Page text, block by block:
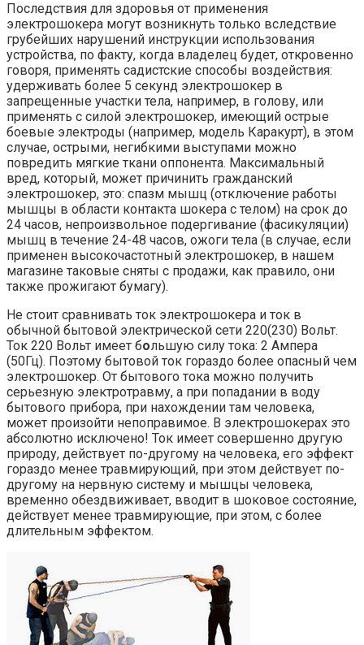
Последствия для здоровья от применения
электрошокера могут возникнуть только вследствие
грубейших нарушений инструкции использования
устройства, по факту, когда владелец будет, откровенно
говоря, применять садистские способы воздействия:
удерживать более 5 секунд электрошокер в
запрещенные участки тела, например, в голову, или
применять с силой электрошокер, имеющий острые
боевые электроды (например, модель Каракурт), в этом
случае, острыми, негибкими выступами можно
повредить мягкие ткани оппонента. Максимальный
вред, который, может причинить гражданский
электрошокер, это: спазм мышц (отключение работы
мышцы в области контакта шокера с телом) на срок до
24 часов, непроизвольное подергивание (фасикуляции)
мышц в течение 24-48 часов, ожоги тела (в случае, если
применен высокочастотный электрошокер, в нашем
магазине таковые сняты с продажи, как правило, они
также прожигают бумагу).
Не стоит сравнивать ток электрошокера и ток в
обычной бытовой электрической сети 220(230) Вольт.
Ток 220 Вольт имеет большую силу тока: 2 Ампера
(50Гц). Поэтому бытовой ток гораздо более опасный чем
электрошокер. От бытового тока можно получить
серьезную электротравму, а при попадании в воду
бытового прибора, при нахождении там человека,
может произойти непоправимое. В электрошокерах это
абсолютно исключено! Ток имеет совершенно другую
природу, действует по-другому на человека, его эффект
гораздо менее травмирующий, при этом действует по-
другому на нервную систему и мышцы человека,
временно обездвиживает, вводит в шоковое состояние,
действует менее травмирующие, при этом, с более
длительным эффектом.